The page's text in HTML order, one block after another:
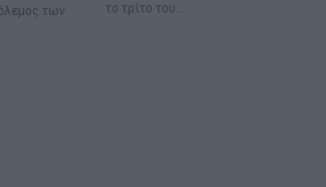
των
το τρίτο του…